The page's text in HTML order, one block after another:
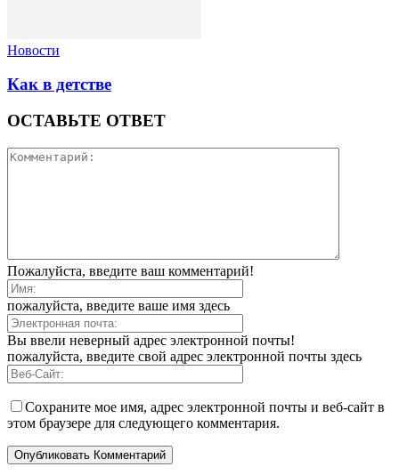
Новости
Как в детстве
ОСТАВЬТЕ ОТВЕТ
Пожалуйста, введите ваш комментарий!
пожалуйста, введите ваше имя здесь
Вы ввели неверный адрес электронной почты!
пожалуйста, введите свой адрес электронной почты здесь
Сохраните мое имя, адрес электронной почты и веб-сайт в
этом браузере для следующего комментария.